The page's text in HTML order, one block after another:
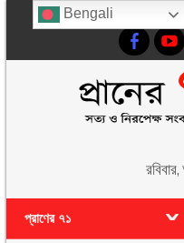
প্রাণের ৭১
Bengali